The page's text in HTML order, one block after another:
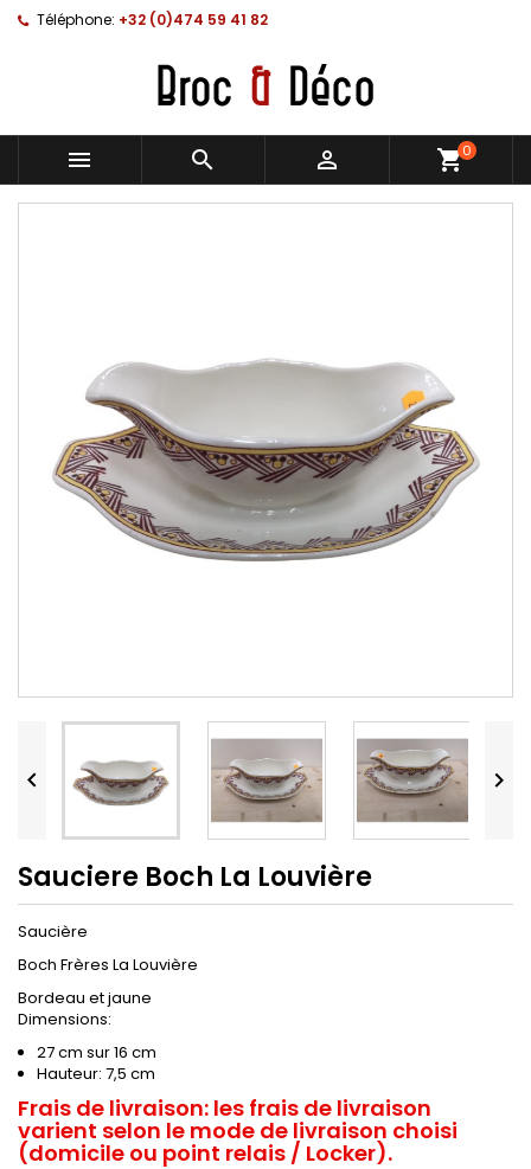
Téléphone: +32 (0)474 59 41 82
   shopping_cart0
 
Sauciere Boch La Louvière
Saucière
Boch Frères La Louvière
Bordeau et jaune
Dimensions:
27 cm sur 16 cm
Hauteur: 7,5 cm
Frais de livraison: les frais de livraison
varient selon le mode de livraison choisi
(domicile ou point relais / Locker).